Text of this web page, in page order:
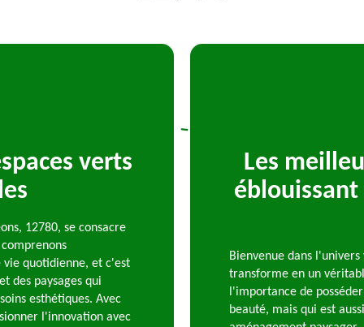
verts
12780, se consacre
quotidienne, et c'est
des paysages qui
esthétiques. Avec
l'innovation avec
Les
éblouissant
Bienvenue dans
transforme en un
l'importance de
beauté, mais qui est